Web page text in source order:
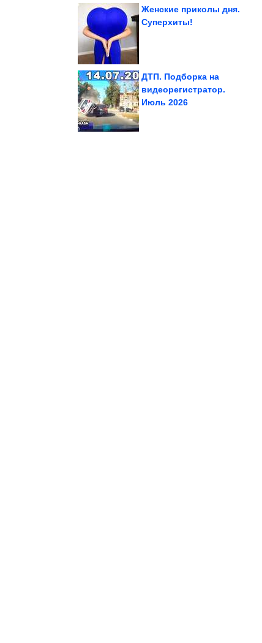
Женские приколы дня.
Суперхиты!
Смехотерапия. Всё для
вашего здоровья
ДТП. Подборка на
видеорегистратор.
Июль 2026